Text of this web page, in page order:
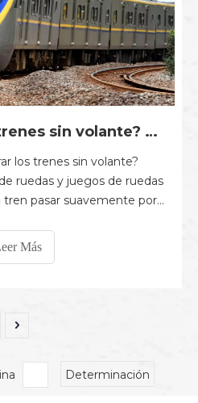
¿Cómo giran los trenes sin volante? Diseño de ruedas y juegos de ruedas de ferrocarril explicado
los trenes sin volante?
ruedas y juegos de ruedas
tren pasar suavemente por
girar un tren sin volante?
del diseño especial
Más
Determinación